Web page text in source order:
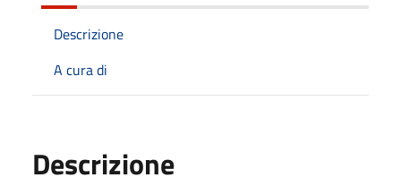
Descrizione
A cura di
Descrizione